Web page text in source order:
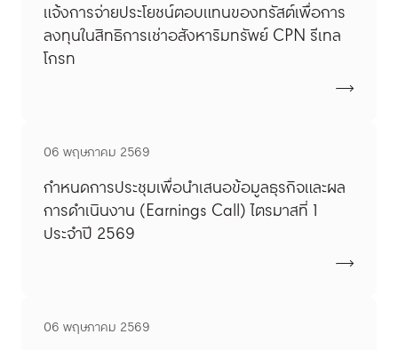
แจ้งการจ่ายประโยชน์ตอบแทนของทรัสต์เพื่อการ
ลงทุนในสิทธิการเช่าอสังหาริมทรัพย์ CPN รีเทล
โกรท
06 พฤษภาคม 2569
กำหนดการประชุมเพื่อนำเสนอข้อมูลธุรกิจและผล
การดำเนินงาน (Earnings Call) ไตรมาสที่ 1
ประจำปี 2569
06 พฤษภาคม 2569